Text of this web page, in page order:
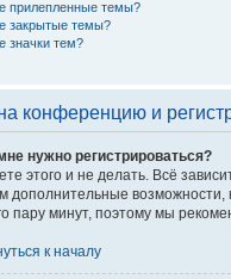
прилепленные темы?
закрытые темы?
значки тем?
конференцию и
нужно регистрироваться?
этого и не делать. Всё
дополнительные
пару минут, поэтому мы
к началу